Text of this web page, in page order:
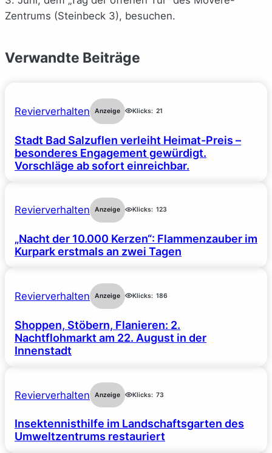
Zentrums (Steinbeck 3), besuchen.
Verwandte Beiträge
Revierverhalten Anzeige Klicks: 21
Stadt Bad Salzuflen verleiht Heimat-Preis –
besonderes Engagement gewürdigt.
Vorschläge ab sofort einreichbar.
Revierverhalten Anzeige Klicks: 123
„Nacht der 10.000 Kerzen“: Flammenzauber im
Kurpark erstmals an zwei Tagen
Revierverhalten Anzeige Klicks: 186
Shoppen, Stöbern, Flanieren: 2.
Nachtflohmarkt am 22. August in der
Innenstadt
Revierverhalten Anzeige Klicks: 73
Insektennisthilfe im Landschaftsgarten des
Umweltzentrums restauriert